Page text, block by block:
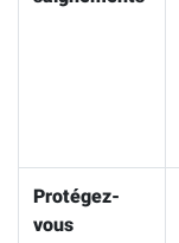
Protégez-
vous